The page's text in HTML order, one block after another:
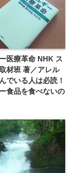
医療革命 NHK ス
材班 著／アレル
でいる人は必読！
食品を食べないの